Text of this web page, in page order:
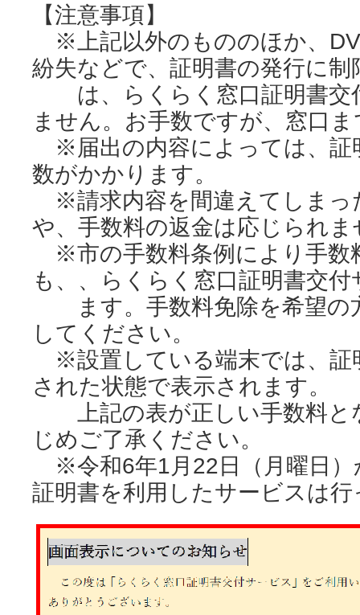
【注意事項】
※上記以外のもののほか、
紛失などで、証明書の発行に
は、らくらく窓口証明書交
ません。お手数ですが、窓口
※届出の内容によっては、証
数がかかります。
※請求内容を間違えてしまっ
や、手数料の返金は応じられま
※市の手数料条例により手数
も、、らくらく窓口証明書交
ます。手数料免除を希望の
してください。
※設置している端末では、証
された状態で表示されます。
上記の表が正しい手数料と
じめご了承ください。
※令和6年1月22日（月曜日）
証明書を利用したサービスは